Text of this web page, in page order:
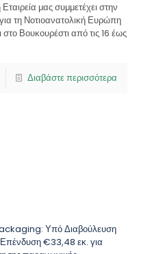
μας συμμετέχει στην
τη Νοτιοανατολική Ευρώπη
Βουκουρέστι από τις 16 έως
Διαβάστε περισσότερα
Υπό Διαβούλευση
Επένδυση €33,48 εκ. για